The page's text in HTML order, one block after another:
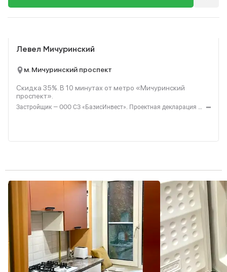
Левел Мичуринский
м. Мичуринский проспект
Скидка 35%. В 10 минутах от метро «Мичуринский
проспект».
Застройщик — ООО СЗ «БазисИнвест». Проектная декларация — наш.дом.рф. Акция до 31.08.2026. Не оферта. Подробности — level.ru